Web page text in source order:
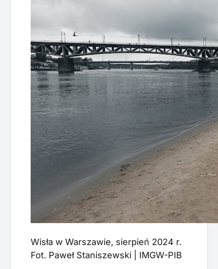
Wisła w Warszawie, sierpień 2024 r.
Fot. Paweł Staniszewski | IMGW-PIB